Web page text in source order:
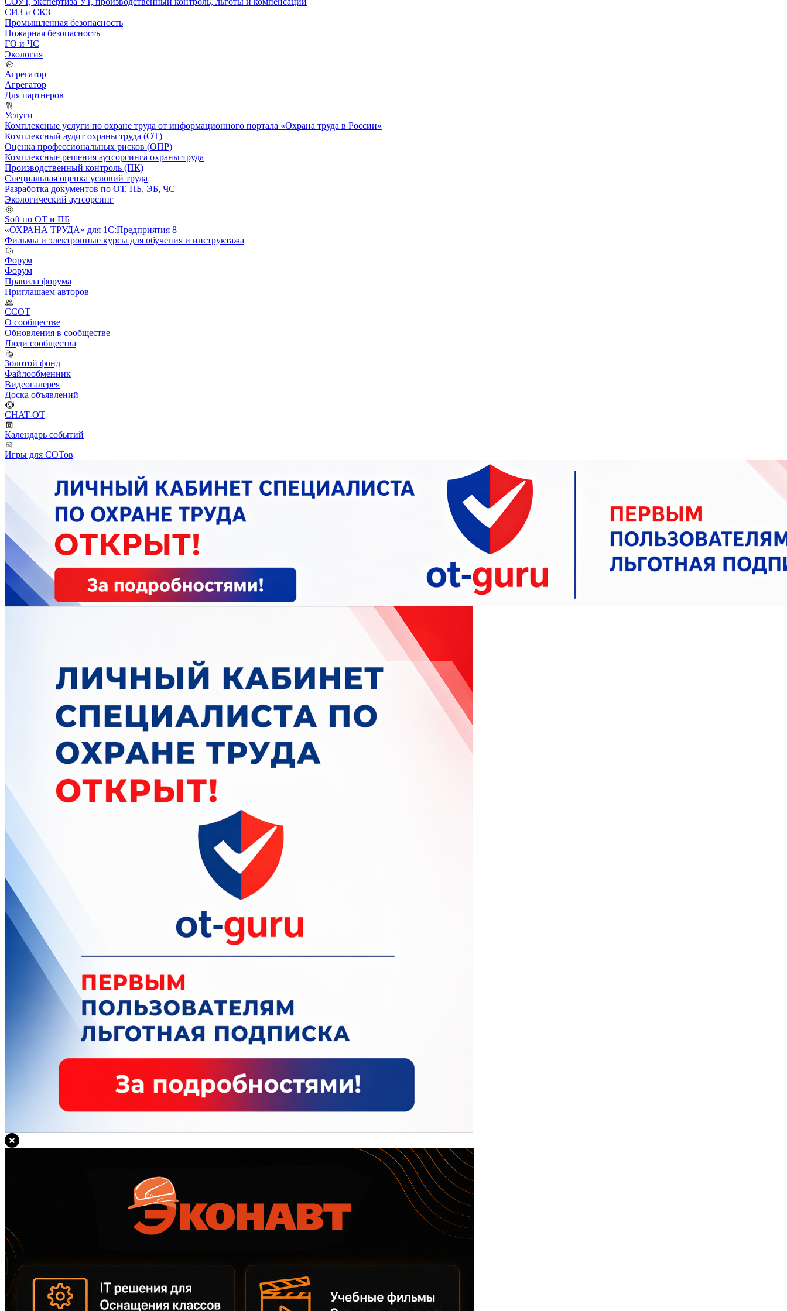
СИЗ и СКЗ
Промышленная безопасность
Пожарная безопасность
ГО и ЧС
Экология
Агрегатор
Агрегатор
Для партнеров
Услуги
Комплексные услуги по охране труда от информационного портала «Охрана труда в России»
Комплексный аудит охраны труда (ОТ)
Оценка профессиональных рисков (ОПР)
Комплексные решения аутсорсинга охраны труда
Производственный контроль (ПК)
Специальная оценка условий труда
Разработка документов по ОТ, ПБ, ЭБ, ЧС
Экологический аутсорсинг
Soft по ОТ и ПБ
«ОХРАНА ТРУДА» для 1С:Предприятия 8
Фильмы и электронные курсы для обучения и инструктажа
Форум
Форум
Правила форума
Приглашаем авторов
ССОТ
О сообществе
Обновления в сообществе
Люди сообщества
Золотой фонд
Файлообменник
Видеогалерея
Доска объявлений
CHAT-OT
Календарь событий
Игры для СОТов